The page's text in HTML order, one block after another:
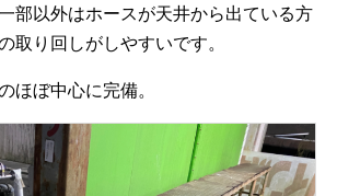
部以外はホースが天井から出ている方
取り回しがしやすいです。
ほぼ中心に完備。